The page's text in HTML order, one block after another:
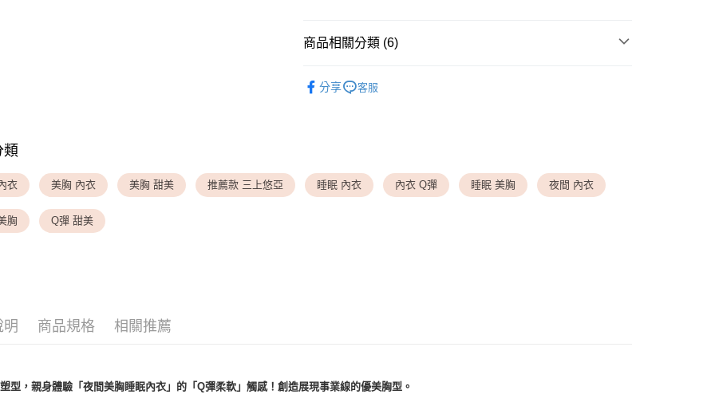
全家取貨付款
付款後全家取貨
<無合作配送請勿選取>付款後萊爾富取貨
離島宅配
商品相關分類 (6)
✦ 三上悠亞推薦款 ◆ Yua 2025春夏推薦款
分享 客服
類
衣 美胸 內衣 美胸 甜美 推薦款 三上悠亞 睡眠 內衣 內衣 Q彈 睡眠 美胸 夜間 內衣
胸 Q彈 甜美
明 商品規格 相關推薦
型，親身體驗「夜間美胸睡眠內衣」的「Q彈柔軟」觸感！創造展現事業線的優美胸型。